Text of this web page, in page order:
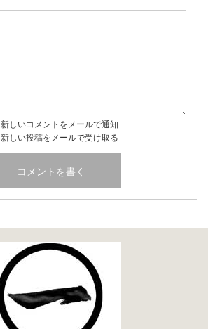
新しいコメントをメールで通知
新しい投稿をメールで受け取る